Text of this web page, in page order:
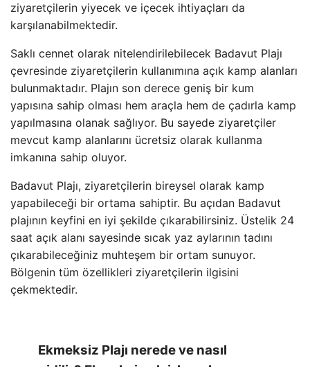
ziyaretçilerin yiyecek ve içecek ihtiyaçları da
karşılanabilmektedir.
Saklı cennet olarak nitelendirilebilecek Badavut Plajı
çevresinde ziyaretçilerin kullanımına açık kamp alanları
bulunmaktadır. Plajın son derece geniş bir kum
yapısına sahip olması hem araçla hem de çadırla kamp
yapılmasına olanak sağlıyor. Bu sayede ziyaretçiler
mevcut kamp alanlarını ücretsiz olarak kullanma
imkanına sahip oluyor.
Badavut Plajı, ziyaretçilerin bireysel olarak kamp
yapabileceği bir ortama sahiptir. Bu açıdan Badavut
plajının keyfini en iyi şekilde çıkarabilirsiniz. Üstelik 24
saat açık alanı sayesinde sıcak yaz aylarının tadını
çıkarabileceğiniz muhteşem bir ortam sunuyor.
Bölgenin tüm özellikleri ziyaretçilerin ilgisini
çekmektedir.
Ekmeksiz Plajı nerede ve nasıl